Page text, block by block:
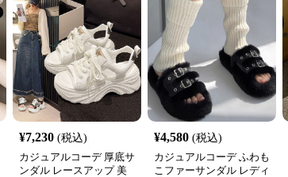
¥7,230 (税込)
カジュアルコーデ 厚底サ
ンダル レースアップ 美
¥4,580 (税込)
カジュアルコーデ ふわも
こファーサンダル レディ